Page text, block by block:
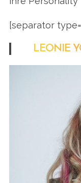
[separator
LEONIE